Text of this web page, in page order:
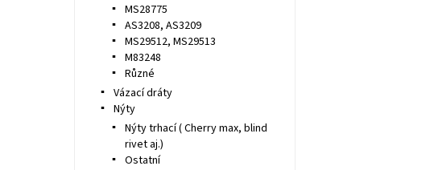
MS28775
AS3208, AS3209
MS29512, MS29513
M83248
Různé
Vázací dráty
Nýty
Nýty trhací ( Cherry max, blind
rivet aj.)
Ostatní